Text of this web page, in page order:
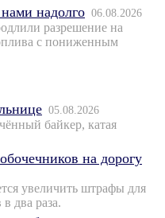
надолго 06.08.2026
разрешение на
с пониженным
05.08.2026
байкер, катая
на дорогу
увеличить штрафы для
два раза.